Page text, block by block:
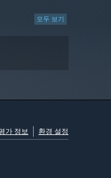
모두 보기
가 정보 환경 설정